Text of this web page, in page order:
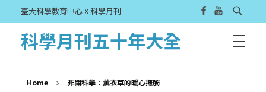
臺大科學教育中心 X 科學月刊
科學月刊五十年大全
Home 非關科學：薰衣草的暖心撫觸